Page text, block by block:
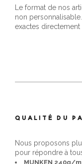
Le format de nos
non
exactes
QUALITÉ DU
Nous proposons
pour répondre à
MUNKEN 240g/